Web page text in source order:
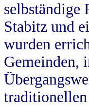
Stabitz und
wurden
Gemeinden,